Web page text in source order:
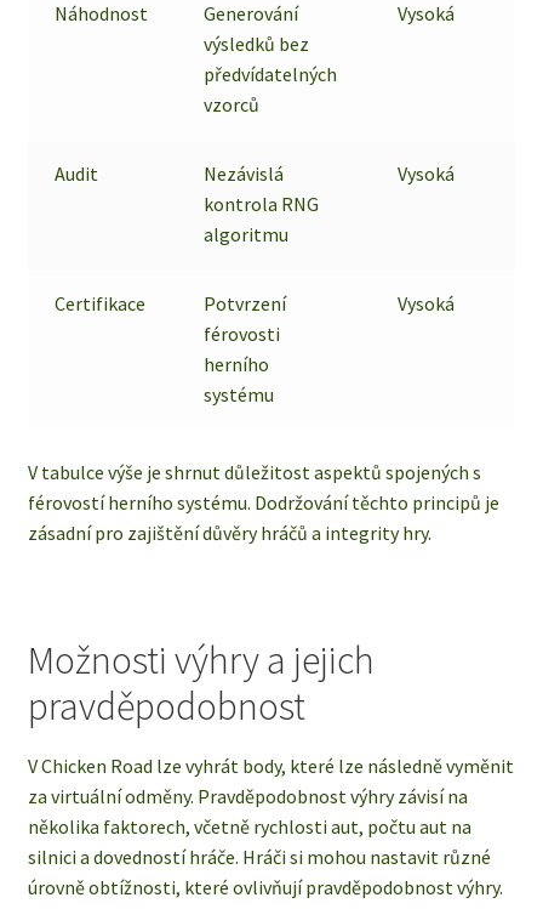
Náhodnost
Generování
výsledků bez
předvídatelných
vzorců
Vysoká
Audit
Nezávislá
kontrola RNG
algoritmu
Vysoká
Certifikace
Potvrzení
férovosti
herního
systému
Vysoká
V tabulce výše je shrnut důležitost aspektů spojených s
férovostí herního systému. Dodržování těchto principů je
zásadní pro zajištění důvěry hráčů a integrity hry.
Možnosti výhry a jejich
pravděpodobnost
V Chicken Road lze vyhrát body, které lze následně vyměnit
za virtuální odměny. Pravděpodobnost výhry závisí na
několika faktorech, včetně rychlosti aut, počtu aut na
silnici a dovedností hráče. Hráči si mohou nastavit různé
úrovně obtížnosti, které ovlivňují pravděpodobnost výhry.